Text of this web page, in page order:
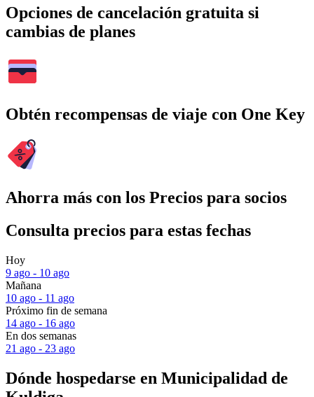
Opciones de cancelación gratuita si
cambias de planes
Obtén recompensas de viaje con One Key
Ahorra más con los Precios para socios
Consulta precios para estas fechas
Hoy
9 ago - 10 ago
Mañana
10 ago - 11 ago
Próximo fin de semana
14 ago - 16 ago
En dos semanas
21 ago - 23 ago
Dónde hospedarse en Municipalidad de